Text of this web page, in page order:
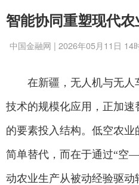
智能协同重塑现代农
中国金融网 | 2026年05月11日 14
在新疆，无人机与无
技术的规模化应用，正加
的要素投入结构。低空农
简单替代，而在于通过“空
动农业生产从被动经验驱